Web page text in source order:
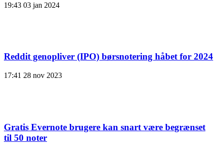
19:43 03 jan 2024
Reddit genopliver (IPO) børsnotering håbet for 2024
17:41 28 nov 2023
Gratis Evernote brugere kan snart være begrænset
til 50 noter